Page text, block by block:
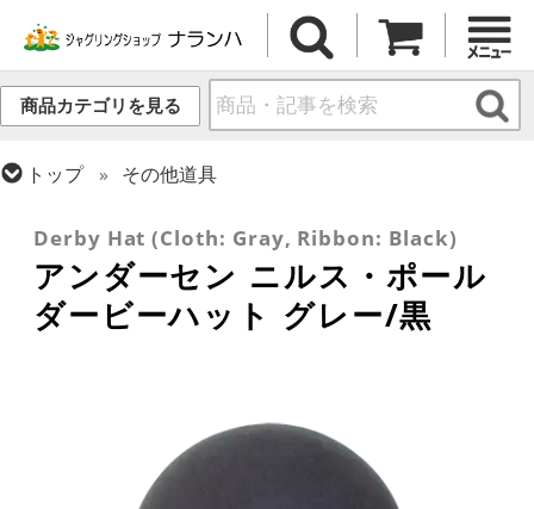
商品カテゴリを見る
トップ
その他道具
Derby Hat (Cloth: Gray, Ribbon: Black)
アンダーセン ニルス・ポール
ダービーハット グレー/黒